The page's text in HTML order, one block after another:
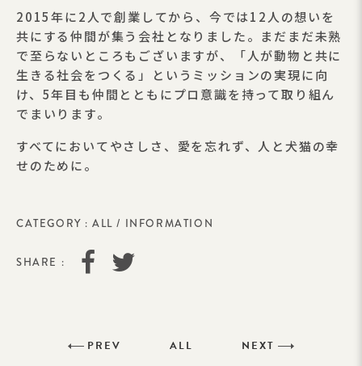
2015年に2人で創業してから、今では12人の想いを
共にする仲間が集う会社となりました。まだまだ未熟
で至らないところもございますが、「人が動物と共に
生きる社会をつくる」というミッションの実現に向
け、5年目も仲間とともにプロ意識を持って取り組ん
でまいります。
すべてにおいてやさしさ、愛を忘れず、人と犬猫の幸
せのために。
CATEGORY : ALL / INFORMATION
SHARE :
PREV ALL NEXT